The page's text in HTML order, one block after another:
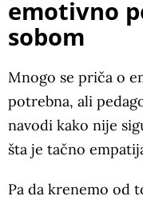
emotivno
sobom
Mnogo se priča o
potrebna, ali
navodi kako nije
šta je tačno
Pa da krenemo od